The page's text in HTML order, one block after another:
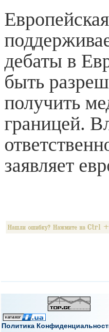
дебаты в
быть
получить
границей.
заявляет
Политика